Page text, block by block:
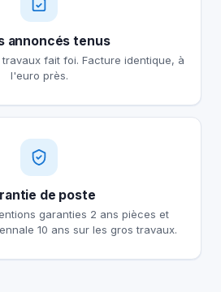
annoncés tenus
fait foi. Facture identique, à
l'euro près.
de poste
garanties 2 ans pièces et
10 ans sur les gros travaux.